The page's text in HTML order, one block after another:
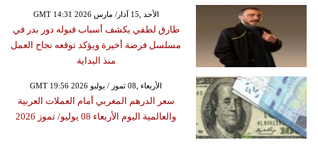
GMT 14:31 2026 الأحد ,15 آذار/ مارس
طارق لطفي يكشف أسباب قبوله دور بدر في
مسلسل فرصة أخيرة ويؤكد توقعه نجاح العمل
منذ البداية
GMT 19:56 2026 الأربعاء ,08 تموز / يوليو
سعر الدرهم المغربي أمام العملات العربية
والعالمية اليوم الأربعاء 08 يوليو/ تموز 2026